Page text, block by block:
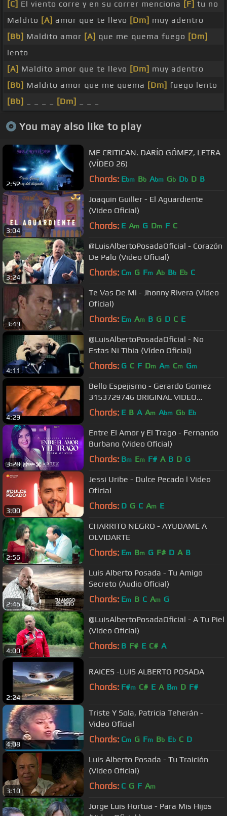
[C] El viento corre y en su correr menciona [F] tu no
Maldito [A] amor que te llevo [Dm] muy adentro
[Bb] Maldito amor [A] que me quema fuego [Dm]
lento
[A] Maldito amor que te llevo [Dm] muy adentro
[Bb] Maldito amor que me quema [Dm] fuego lento
[Bb]
[Dm]
You may also like to play
2:52
ME CRITICAN. DARÍO GÓMEZ, LETRA
(VÍDEO 26)
Chords: Ebm Bb Abm Gb Db D B
3:04
Joaquin Guiller - El Aguardiente
(Video Oficial)
Chords: E Am G Dm F C
3:24
@LuisAlbertoPosadaOficial - Corazón
De Palo (Video Oficial)
Chords: Cm G Fm Ab Bb Eb C
3:49
Te Vas De Mi - Jhonny Rivera (Video
Oficial)
Chords: Em Am B G D C E
4:11
@LuisAlbertoPosadaOficial - No
Estas Ni Tibia (Vídeo Oficial)
Chords: G C F Dm Am Cm Gm
4:29
Bello Espejismo - Gerardo Gomez
3153729746 ORIGINAL VIDEO
OFICIAL
Chords: E B A Am Abm Gb Eb
3:28
Entre El Amor y El Trago - Fernando
Burbano (Video Oficial)
Chords: Bm Em F# A B D G
3:00
Jessi Uribe - Dulce Pecado l Video
Oficial
Chords: D G C Am E
2:56
CHARRITO NEGRO - AYUDAME A
OLVIDARTE
Chords: Em Bm G F# D A B
2:46
Luis Alberto Posada - Tu Amigo
Secreto (Audio Oficial)
Chords: Em B C Am G
4:00
@LuisAlbertoPosadaOficial - A Tu Piel
(Video Oficial)
Chords: B F# E C# A
2:24
RAICES -LUIS ALBERTO POSADA
Chords: F#m C# E A Bm D F#
4:08
Triste Y Sola, Patricia Teherán -
Video Oficial
Chords: Cm G Fm Bb Eb C D
3:10
Luis Alberto Posada - Tu Traición
(Video Oficial)
Chords: C G F Am
Jorge Luis Hortua - Para Mis Hijos